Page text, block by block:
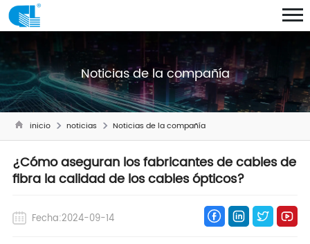
Noticias de la compañía
inicio noticias Noticias de la compañía
¿Cómo aseguran los fabricantes de cables de
fibra la calidad de los cables ópticos?
Fecha:2024-09-14